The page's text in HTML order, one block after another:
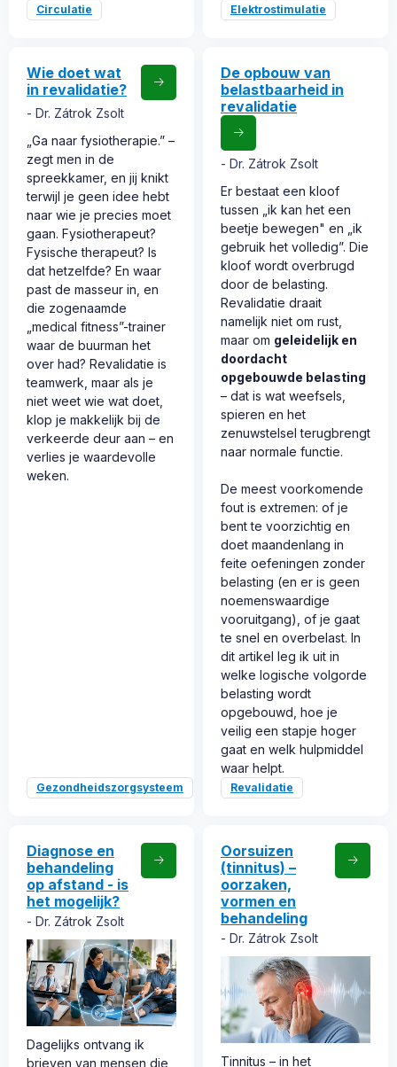
Circulatie Elektrostimulatie
Wie doet wat
in revalidatie?
Dr. Zátrok Zsolt
„Ga naar fysiotherapie.” –
zegt men in de
spreekkamer, en jij knikt
terwijl je geen idee hebt
naar wie je precies moet
gaan. Fysiotherapeut?
Fysische therapeut? Is
dat hetzelfde? En waar
past de masseur in, en
die zogenaamde
„medical fitness”-trainer
waar de buurman het
over had? Revalidatie is
teamwerk, maar als je
niet weet wie wat doet,
klop je makkelijk bij de
verkeerde deur aan – en
verlies je waardevolle
weken.
Gezondheidszorgsysteem
De opbouw van
belastbaarheid in
revalidatie
Dr. Zátrok Zsolt
Er bestaat een kloof
tussen „ik kan het een
beetje bewegen" en „ik
gebruik het volledig”. Die
kloof wordt overbrugd
door de belasting.
Revalidatie draait
namelijk niet om rust,
maar om geleidelijk en
doordacht
opgebouwde belasting
– dat is wat weefsels,
spieren en het
zenuwstelsel terugbrengt
naar normale functie.
De meest voorkomende
fout is extremen: of je
bent te voorzichtig en
doet maandenlang in
feite oefeningen zonder
belasting (en er is geen
noemenswaardige
vooruitgang), of je gaat
te snel en overbelast. In
dit artikel leg ik uit in
welke logische volgorde
belasting wordt
opgebouwd, hoe je
veilig een stapje hoger
gaat en welk hulpmiddel
waar helpt.
Revalidatie
Diagnose en
behandeling
op afstand - is
het mogelijk?
Dr. Zátrok Zsolt
Dagelijks ontvang ik
brieven van mensen die
Oorsuizen
(tinnitus) –
oorzaken,
vormen en
behandeling
Dr. Zátrok Zsolt
Tinnitus – in het